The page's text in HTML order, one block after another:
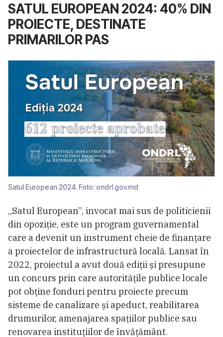
SATUL EUROPEAN 2024: 40% DIN
PROIECTE, DESTINATE
PRIMARILOR PAS
Satul European 2024. Foto: ondrl.gov.md
„Satul European”, invocat mai sus de politicienii
din opoziție, este un program guvernamental
care a devenit un instrument cheie de finanțare
a proiectelor de infrastructură locală. Lansat în
2022, proiectul a avut două ediții și presupune
un concurs prin care autoritățile publice locale
pot obține fonduri pentru proiecte precum
sisteme de canalizare și apeduct, reabilitarea
drumurilor, amenajarea spațiilor publice sau
renovarea instituțiilor de învățământ.